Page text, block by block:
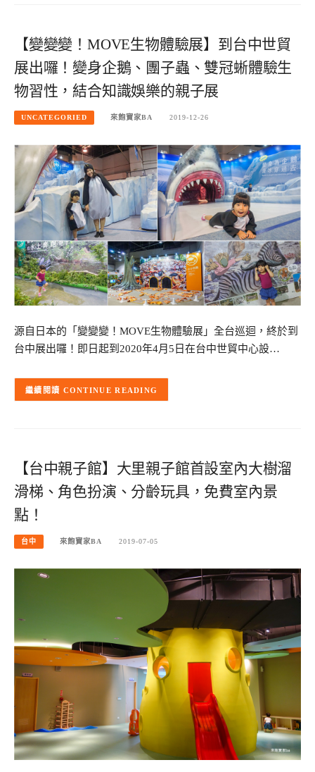
【變變變！MOVE生物體驗展】到台中世貿
展出囉！變身企鵝、團子蟲、雙冠蜥體驗生
物習性，結合知識娛樂的親子展
UNCATEGORIED 來飽寶家BA 2019-12-26
源自日本的「變變變！MOVE生物體驗展」全台巡迴，終於到
台中展出囉！即日起到2020年4月5日在台中世貿中心設…
CONTINUE READING
【台中親子館】大里親子館首設室內大樹溜
滑梯、角色扮演、分齡玩具，免費室內景
點！
台中 來飽寶家BA 2019-07-05